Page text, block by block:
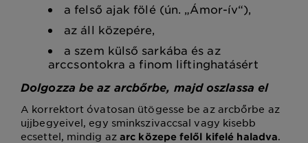
a felső ajak fölé (ún. „Ámor-ív“),
az áll közepére,
a szem külső sarkába és az
arccsontokra a finom liftinghatásért
Dolgozza be az arcbőrbe, majd oszlassa el
A korrektort óvatosan ütögesse be az arcbőrbe az
ujjbegyeivel, egy sminkszivaccsal vagy kisebb
ecsettel, mindig az arc közepe felől kifelé haladva.